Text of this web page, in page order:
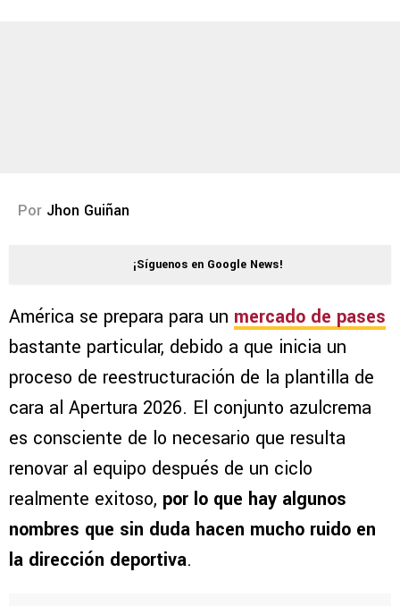
Por Jhon Guiñan
¡Síguenos en Google News!
América se prepara para un mercado de pases
bastante particular, debido a que inicia un
proceso de reestructuración de la plantilla de
cara al Apertura 2026. El conjunto azulcrema
es consciente de lo necesario que resulta
renovar al equipo después de un ciclo
realmente exitoso, por lo que hay algunos
nombres que sin duda hacen mucho ruido en
la dirección deportiva.